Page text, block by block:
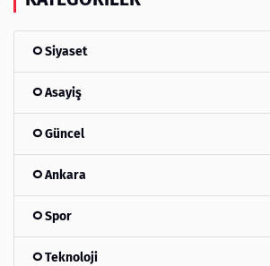
Siyaset
Asayiş
Güncel
Ankara
Spor
Teknoloji